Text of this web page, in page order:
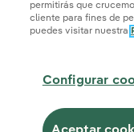
Mapa web
¿Cómo ser
©
permitirás que
cliente para fines de
puedes visitar nuestra
Configurar